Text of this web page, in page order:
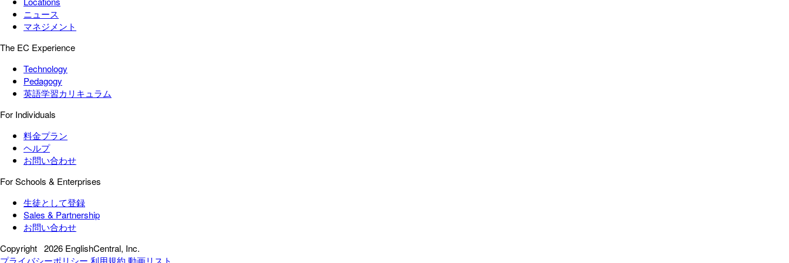
ニュース
マネジメント
The EC Experience
Technology
Pedagogy
英語学習カリキュラム
For Individuals
料金プラン
ヘルプ
お問い合わせ
For Schools & Enterprises
生徒として登録
Sales & Partnership
お問い合わせ
Copyright 2026 EnglishCentral, Inc.